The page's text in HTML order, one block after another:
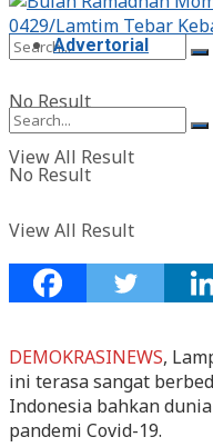
No Result
View All Result
Advertorial
No Result
View All Result
DEMOKRASINEWS,
ini terasa sangat
Indonesia bahkan
pandemi Covid-19.